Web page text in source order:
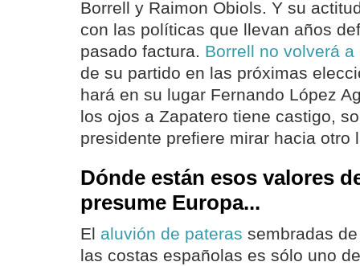
Borrell y Raimon Obiols. Y su
con las políticas que llevan años
pasado factura. Borrell no volverá
de su partido en las próximas
hará en su lugar Fernando López
los ojos a Zapatero tiene castigo,
presidente prefiere mirar hacia otro
Dónde están esos valores
presume Europa...
El aluvión de pateras sembradas
las costas españolas es sólo uno